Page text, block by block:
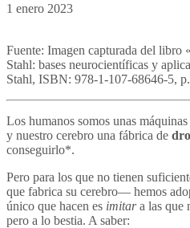
1 enero 2023
Fuente: Imagen capturada del libro
Stahl: bases neurocientíficas y
Stahl, ISBN: 978-1-107-68646-5,
Los humanos somos unas
y nuestro cerebro una fábrica de
conseguirlo*.
Pero para los que no tienen
que fabrica su cerebro— hemos
único que hacen es imitara las que
pero a lo bestia. A saber: